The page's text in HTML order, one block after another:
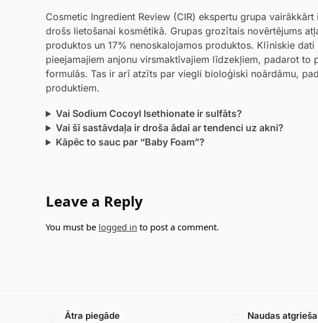
Cosmetic Ingredient Review (CIR) ekspertu grupa
drošs lietošanai kosmētikā. Grupas grozītais novērtējums
produktos un 17% nenoskalojamos produktos. Klīniskie
pieejamajiem anjonu virsmaktīvajiem līdzekļiem, padarot to
formulās. Tas ir arī atzīts par viegli bioloģiski noārdāmu,
produktiem.
Vai Sodium Cocoyl Isethionate ir sulfāts?
Vai šī sastāvdaļa ir droša ādai ar tendenci uz akni?
Kāpēc to sauc par “Baby Foam”?
Leave a Reply
You must be logged in to post a comment.
Ātra piegāde Naudas